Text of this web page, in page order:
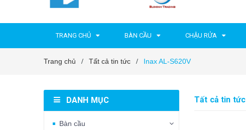
TRANG CHỦ BÀN CẦU CHẬU RỬA
Trang chủ / Tất cả tin tức / Inax AL-S620V
Tất cả tin tức
DANH MỤC
Bàn cầu